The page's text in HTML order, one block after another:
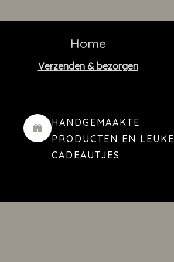
Home
Verzenden & bezorgen
HANDGEMAAKTE
PRODUCTEN EN LEUKE
CADEAUTJES